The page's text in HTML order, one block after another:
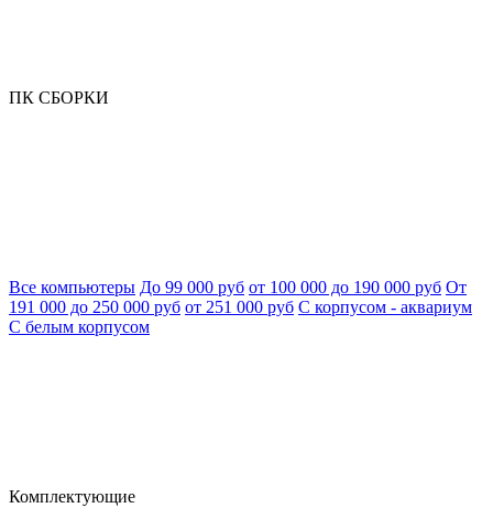
ПК СБОРКИ
Все компьютеры До 99 000 руб от 100 000 до 190 000 руб От
191 000 до 250 000 руб от 251 000 руб С корпусом - аквариум
С белым корпусом
Комплектующие